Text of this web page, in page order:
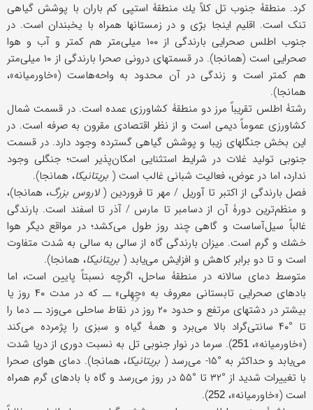
كرد. منطقۀ جنوب تل كلاً یك منطقۀ استپی كم باران با پوشش گیاهی
تنک است. اقلیم اینجا برّی و در زمستانها همراه با یخبندان است. در
جنوب اطلس صحرایی بارندگی از ۱۰۰ میلی‌متر هم كمتر و آب و هوا
صحرایی است (همانجا). در قسمتهای درونی صحرا بارندگی از ۱۰ میلی‌متر
هم كمتر است و زندگی در آن محدود به واحه‌هاست («خاورمیانه»،
همانجا).
رشتۀ اطلس تقریباً مرز دو منطقۀ كشاورزی عمده است. در قسمت شمال
كشاورزی عموماً دیمی است و از نظر اقتصادی مقرون به صرفه است. در
این بخش جنگلهای زیبا و پوشش گیاهی گسترده وجود دارد. در قسمت
جنوبی تولید غلات در شرایط استثنایی امكان‌پذیر است؛ جنگلی وجود
ندارد، اما در عوض، فعالیت شبانی غالب است ( بریتانیكا، همانجا).
فصل بارندگی از اكتبر تا آوریل / مهر تا فروردین ( لاروس بزرگ، همانجا)،
و منظم‌ترین دورۀ آن از دسامبر تا مارس / آذر تا اسفند است. بارندگی
غالباً سیل‌آساست و گاهی چند روز طول می‌كشد؛ در مواقع دیگر هوا
خشك و گرم است. میزان بارندگی گاه از سالی به سالی به شدت متفاوت
است و تا دو برابر كاهش و افزایش می‌یابد ( بریتانیكا، همانجا).
متوسط دمای سالانه در منطقۀ ساحل، اگرچه نسبتاً پایین است، اما
بادهای صحرایی تابستانی معروف به «چِهِلی» ــ كه در مدت ۴۰ روز یا
بیشتر در دشتهای مرتفع و حدود ۲۰ روز در نقاط ساحلی می‌وزد ــ دما را
تا °۴۰ سانتی‌گراد بالا می‌برد و همۀ گیاه و سبزی را پژمرده می‌كند
(«خاورمیانه»،251). سرما در نوار جنوبی تل به نسبت دوری از دریا شدت
می‌یابد و حداكثر به °۱۵- می‌رسد (
بریتانیكا، همانجا). دمای هوای صحرا
با تغییرات شدید از °۳۲ تا °۵۵ در روز می‌رسد و گاه با بادهای گرم همراه
است («خاورمیانه»، 252
).